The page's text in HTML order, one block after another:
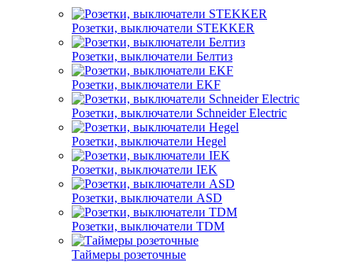
Розетки, выключатели STEKKER
Розетки, выключатели Белтиз
Розетки, выключатели EKF
Розетки, выключатели Schneider Electric
Розетки, выключатели Hegel
Розетки, выключатели IEK
Розетки, выключатели ASD
Розетки, выключатели TDM
Таймеры розеточные